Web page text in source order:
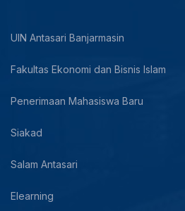
UIN Antasari Banjarmasin
Fakultas Ekonomi dan Bisnis Islam
Penerimaan Mahasiswa Baru
Siakad
Salam Antasari
Elearning